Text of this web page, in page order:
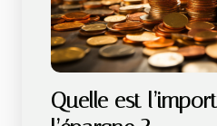
Quelle est